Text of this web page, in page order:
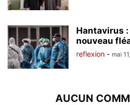
Hantavirus
nouveau
reflexion - mai
AUCUN